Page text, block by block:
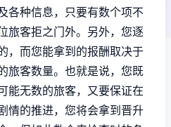
各种信息，只要有数个项不
旅客拒之门外。另外，您逐
，而您能拿到的报酬取决于
旅客数量。也就是说，您既
能无数的旅客，又要保证在
情的推进，您将会拿到晋升